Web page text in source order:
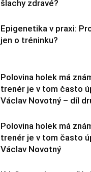
šlachy zdravé?
Epigenetika v praxi:
jen o tréninku?
Polovina holek má
trenér je v tom často
Václav Novotný – díl
Polovina holek má
trenér je v tom často
Václav Novotný